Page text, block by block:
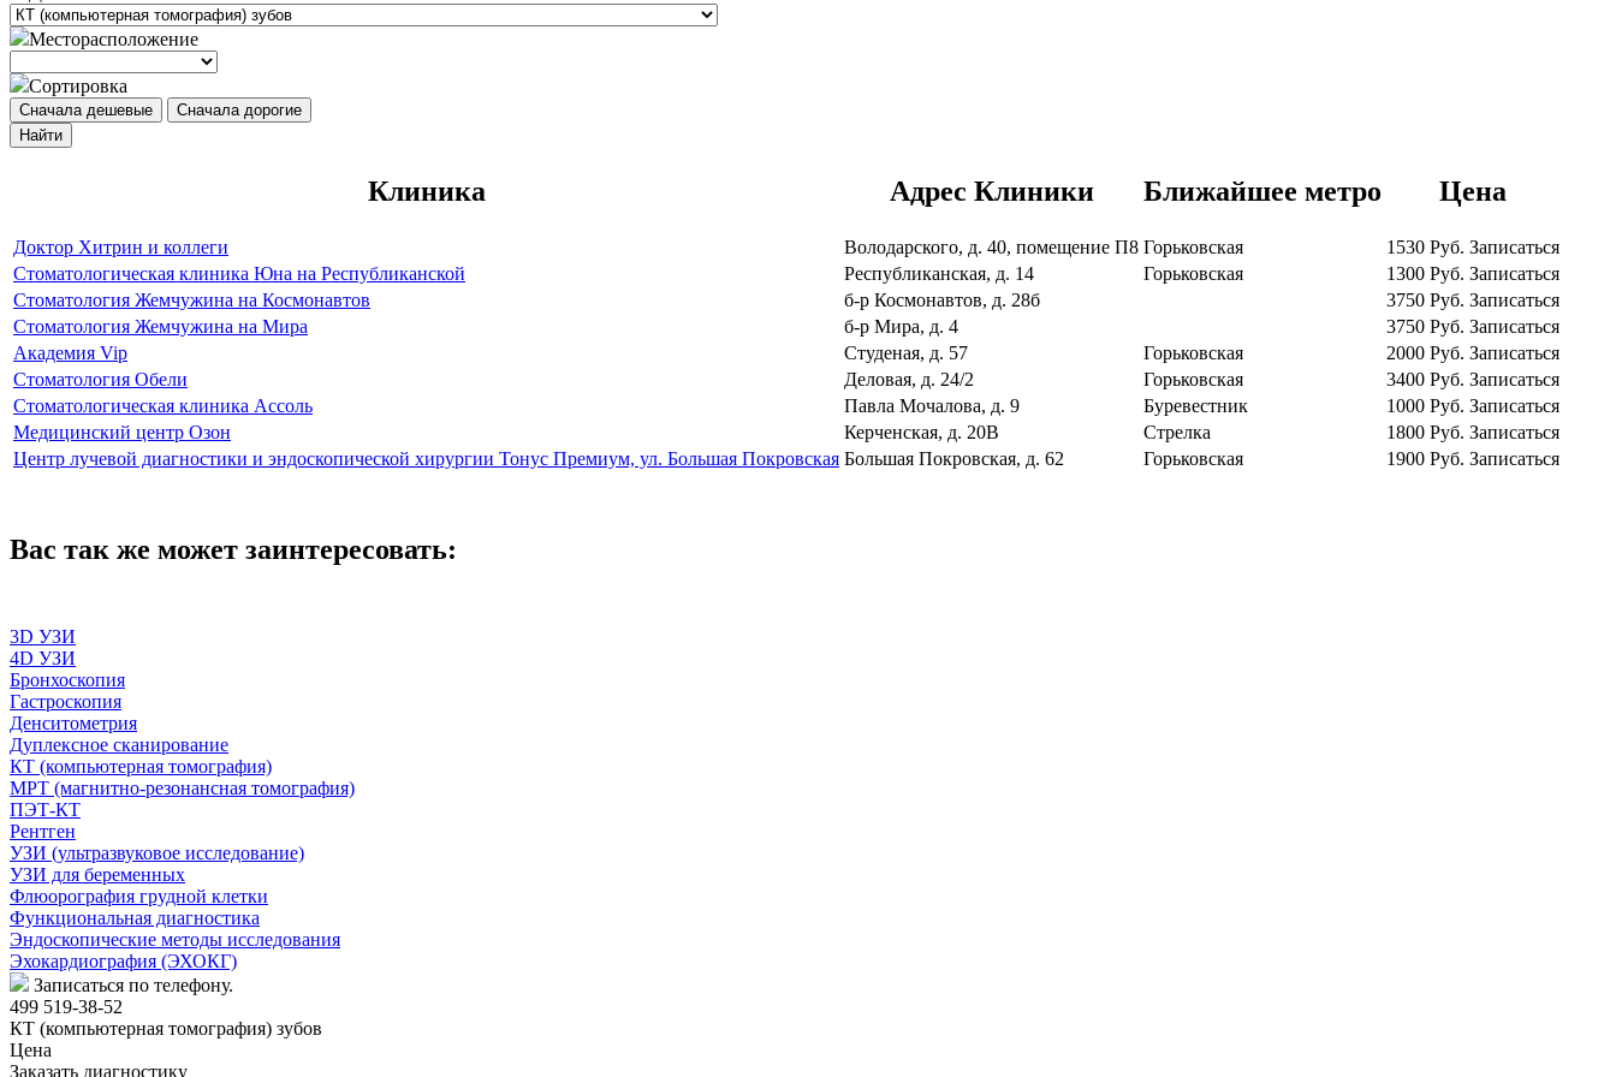
Месторасположение
Сортировка
Сначала дешевые
Сначала дорогие
Найти
Клиника Адрес Клиники Ближайшее метро Цена
Доктор Хитрин и коллеги Володарского, д. 40, помещение П8 Горьковская 1530 Руб. Записаться
Стоматологическая клиника Юна на Республиканской
Республиканская, д. 14 Горьковская 1300 Руб. Записаться
Стоматология Жемчужина на Космонавтов
б-р Космонавтов, д. 28б 3750 Руб. Записаться
Стоматология Жемчужина на Мира
б-р Мира, д. 4 3750 Руб. Записаться
Академия Vip
Студеная, д. 57 Горьковская 2000 Руб. Записаться
Стоматология Обели
Деловая, д. 24/2 Горьковская 3400 Руб. Записаться
Стоматологическая клиника Ассоль
Павла Мочалова, д. 9 Буревестник 1000 Руб. Записаться
Медицинский центр Озон
Керченская, д. 20В Стрелка 1800 Руб. Записаться
Центр лучевой диагностики и эндоскопической хирургии Тонус Премиум, ул. Большая Покровская Большая Покровская, д. 62 Горьковская 1900 Руб. Записаться
Вас так же может заинтересовать:
3D УЗИ
4D УЗИ
Бронхоскопия
Гастроскопия
Денситометрия
Дуплексное сканирование
КТ (компьютерная томография)
МРТ (магнитно-резонансная томография)
ПЭТ-КТ
Рентген
УЗИ (ультразвуковое исследование)
УЗИ для беременных
Флюорография грудной клетки
Функциональная диагностика
Эндоскопические методы исследования
Эхокардиография (ЭХОКГ)
Записаться по телефону.
499 519-38-52
КТ (компьютерная томография) зубов
Цена
Заказать диагностику